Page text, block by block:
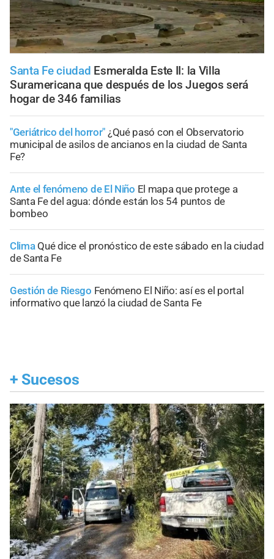
Santa Fe ciudad Esmeralda Este II: la Villa
Suramericana que después de los Juegos será
hogar de 346 familias
"Geriátrico del horror" ¿Qué pasó con el Observatorio
municipal de asilos de ancianos en la ciudad de Santa
Fe?
Ante el fenómeno de El Niño El mapa que protege a
Santa Fe del agua: dónde están los 54 puntos de
bombeo
Clima Qué dice el pronóstico de este sábado en la ciudad
de Santa Fe
Gestión de Riesgo Fenómeno El Niño: así es el portal
informativo que lanzó la ciudad de Santa Fe
+ Sucesos